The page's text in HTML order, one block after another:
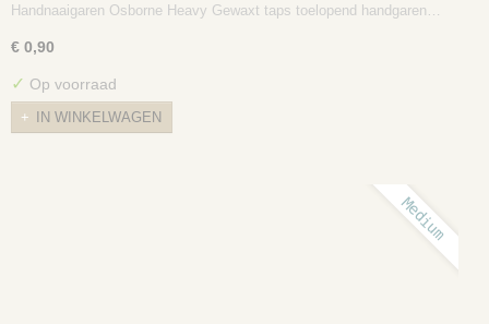
Handnaaigaren Osborne Heavy Gewaxt taps toelopend handgaren…
€ 0,90
✓ Op voorraad
IN WINKELWAGEN
Medium